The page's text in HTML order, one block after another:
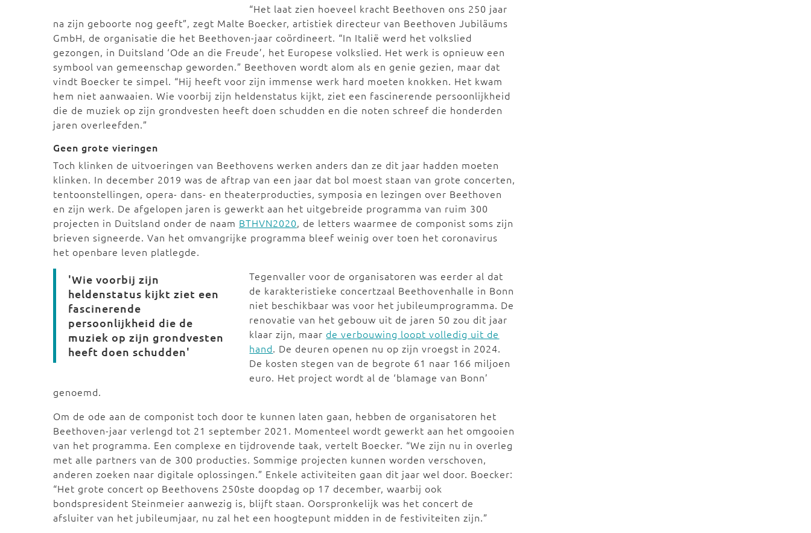
“Het laat zien hoeveel kracht Beethoven ons 250 jaar
na zijn geboorte nog geeft”, zegt Malte Boecker, artistiek directeur van Beethoven Jubiläums
GmbH, de organisatie die het Beethoven-jaar coördineert. “In Italië werd het volkslied
gezongen, in Duitsland ‘Ode an die Freude’, het Europese volkslied. Het werk is opnieuw een
symbool van gemeenschap geworden.” Beethoven wordt alom als en genie gezien, maar dat
vindt Boecker te simpel. “Hij heeft voor zijn immense werk hard moeten knokken. Het kwam
hem niet aanwaaien. Wie voorbij zijn heldenstatus kijkt, ziet een fascinerende persoonlijkheid
die de muziek op zijn grondvesten heeft doen schudden en die noten schreef die honderden
jaren overleefden.”
Geen grote vieringen
Toch klinken de uitvoeringen van Beethovens werken anders dan ze dit jaar hadden moeten
klinken. In december 2019 was de aftrap van een jaar dat bol moest staan van grote concerten,
tentoonstellingen, opera- dans- en theaterproducties, symposia en lezingen over Beethoven
en zijn werk. De afgelopen jaren is gewerkt aan het uitgebreide programma van ruim 300
projecten in Duitsland onder de naam BTHVN2020, de letters waarmee de componist soms zijn
brieven signeerde. Van het omvangrijke programma bleef weinig over toen het coronavirus
het openbare leven platlegde.
'Wie voorbij zijn
heldenstatus kijkt ziet een
fascinerende
persoonlijkheid die de
muziek op zijn grondvesten
heeft doen schudden'
Tegenvaller voor de organisatoren was eerder al dat
de karakteristieke concertzaal Beethovenhalle in Bonn
niet beschikbaar was voor het jubileumprogramma. De
renovatie van het gebouw uit de jaren 50 zou dit jaar
klaar zijn, maar de verbouwing loopt volledig uit de
hand. De deuren openen nu op zijn vroegst in 2024.
De kosten stegen van de begrote 61 naar 166 miljoen
euro. Het project wordt al de ‘blamage van Bonn’
genoemd.
Om de ode aan de componist toch door te kunnen laten gaan, hebben de organisatoren het
Beethoven-jaar verlengd tot 21 september 2021. Momenteel wordt gewerkt aan het omgooien
van het programma. Een complexe en tijdrovende taak, vertelt Boecker. “We zijn nu in overleg
met alle partners van de 300 producties. Sommige projecten kunnen worden verschoven,
anderen zoeken naar digitale oplossingen.” Enkele activiteiten gaan dit jaar wel door. Boecker:
“Het grote concert op Beethovens 250ste doopdag op 17 december, waarbij ook
bondspresident Steinmeier aanwezig is, blijft staan. Oorspronkelijk was het concert de
afsluiter van het jubileumjaar, nu zal het een hoogtepunt midden in de festiviteiten zijn.”